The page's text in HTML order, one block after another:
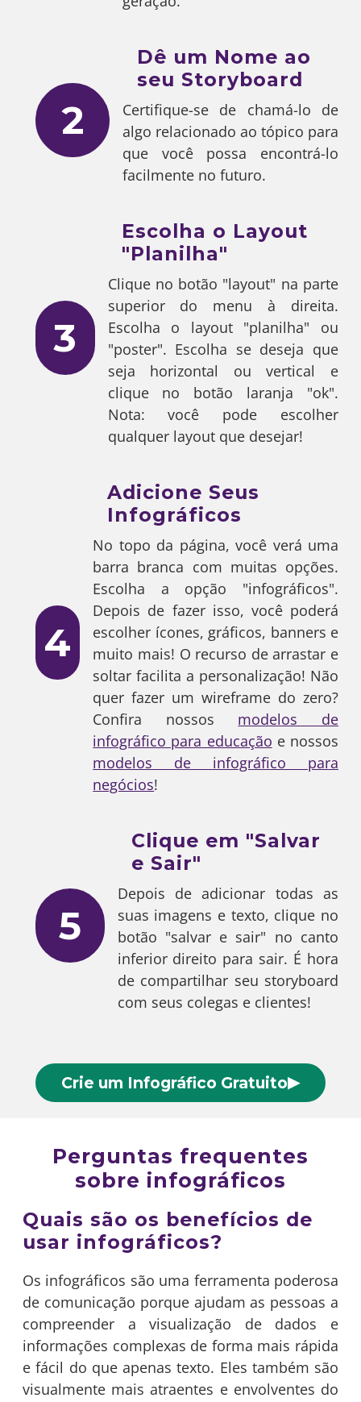
2
Dê um Nome ao
seu Storyboard
Certifique-se de chamá-lo de
algo relacionado ao tópico para
que você possa encontrá-lo
facilmente no futuro.
3
Escolha o Layout
"Planilha"
Clique no botão "layout" na parte
superior do menu à direita.
Escolha o layout "planilha" ou
"poster". Escolha se deseja que
seja horizontal ou vertical e
clique no botão laranja "ok".
Nota: você pode escolher
qualquer layout que desejar!
4
Adicione Seus
Infográficos
No topo da página, você verá uma
barra branca com muitas opções.
Escolha a opção "infográficos".
Depois de fazer isso, você poderá
escolher ícones, gráficos, banners e
muito mais! O recurso de arrastar e
soltar facilita a personalização! Não
quer fazer um wireframe do zero?
Confira nossos modelos de
infográfico para educação e nossos
modelos de infográfico para
negócios!
5
Clique em "Salvar
e Sair"
Depois de adicionar todas as
suas imagens e texto, clique no
botão "salvar e sair" no canto
inferior direito para sair. É hora
de compartilhar seu storyboard
com seus colegas e clientes!
Crie um Infográfico Gratuito▶
Perguntas frequentes
sobre infográficos
Quais são os benefícios de
usar infográficos?
Os infográficos são uma ferramenta poderosa
de comunicação porque ajudam as pessoas a
compreender a visualização de dados e
informações complexas de forma mais rápida
e fácil do que apenas texto. Eles também são
visualmente mais atraentes e envolventes do